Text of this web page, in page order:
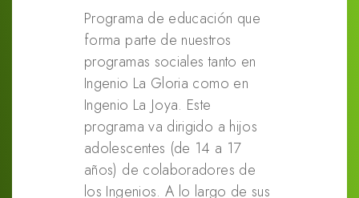
Programa de educación que
forma parte de nuestros
programas sociales tanto en
Ingenio La Gloria como en
Ingenio La Joya. Este
programa va dirigido a hijos
adolescentes (de 14 a 17
años) de colaboradores de
los Ingenios. A lo largo de sus